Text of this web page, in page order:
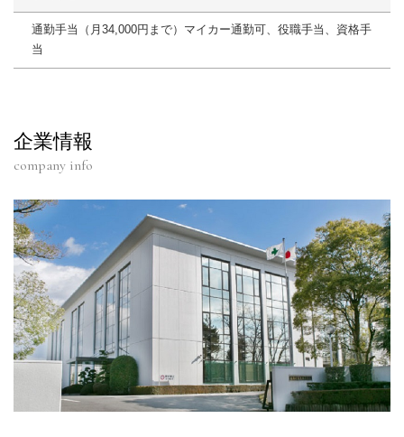
通勤手当（月34,000円まで）マイカー通勤可、役職手当、資格手
当
企業情報
company info